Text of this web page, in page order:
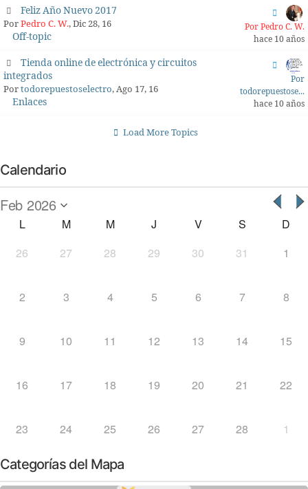
Feliz Año Nuevo 2017
PorPedro C. W., Dic 28, 16
Off-topic
Por Pedro C. W.
hace 10 años
Tienda online de electrónica y circuitos
integrados
Portodorepuestoselectro, Ago 17, 16
Enlaces
Por
todorepuestose...
hace 10 años
Load More Topics
Calendario
L M M J V S
D
26
27 28 29 30 31 1
2 3 4 5 6 7 8
9 10 11 12 13 14 15
16 17 18 19 20 21 22
23 24 25 26 27 28 1
Categorías del Mapa